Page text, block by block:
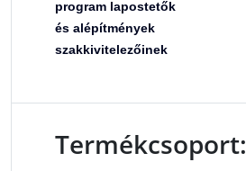
program lapostetők
és alépítmények
szakkivitelezőinek
Termékcsoport: